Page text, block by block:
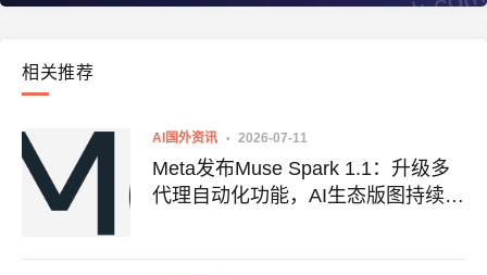
相关推荐
AI国外资讯 2026-07-11
Meta发布Muse Spark 1.1：升级多
代理自动化功能，AI生态版图持续扩